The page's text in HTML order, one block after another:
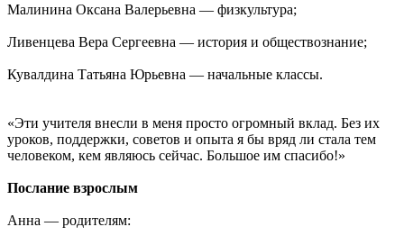
Малинина Оксана Валерьевна — физкультура;
Ливенцева Вера Сергеевна — история и обществознание;
Кувалдина Татьяна Юрьевна — начальные классы.
«Эти учителя внесли в меня просто огромный вклад. Без их
уроков, поддержки, советов и опыта я бы вряд ли стала тем
человеком, кем являюсь сейчас. Большое им спасибо!»
Послание взрослым
Анна — родителям: